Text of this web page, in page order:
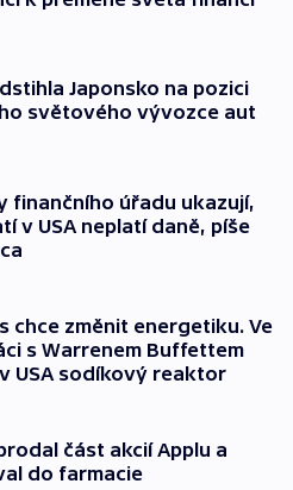
Japonsko na pozici
světového vývozce aut
finančního úřadu ukazují,
v USA neplatí daně, píše
chce změnit energetiku. Ve
s Warrenem Buffettem
USA sodíkový reaktor
část akcií Applu a
do farmacie